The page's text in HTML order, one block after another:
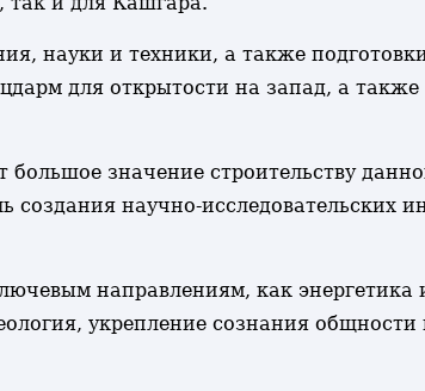
науки и техники, а также
для открытости на запад, а также
значение строительству
научно-исследовательских
направлениям, как энергетика
укрепление сознания общности